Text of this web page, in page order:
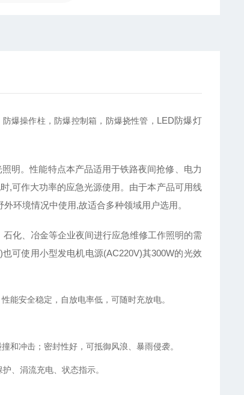
爆操作柱，防爆控制箱，防爆挠性管， LED防爆灯
。性能特点本产品适用于铁路夜间抢修、电力
,可作大功率的应急光源使用。由于本产品可用线
环境情况中使用,故适合多种领域用户选用。
化、冶金等企业夜间进行应急维修工作照明的需
可使用小型发电机电源(AC220V)其300W的光效
能安全稳定，自放电率低，可随时充放电。
和冲击；密封性好，可抵御风浪、暴雨侵袭。
、涓流充电、状态指示。